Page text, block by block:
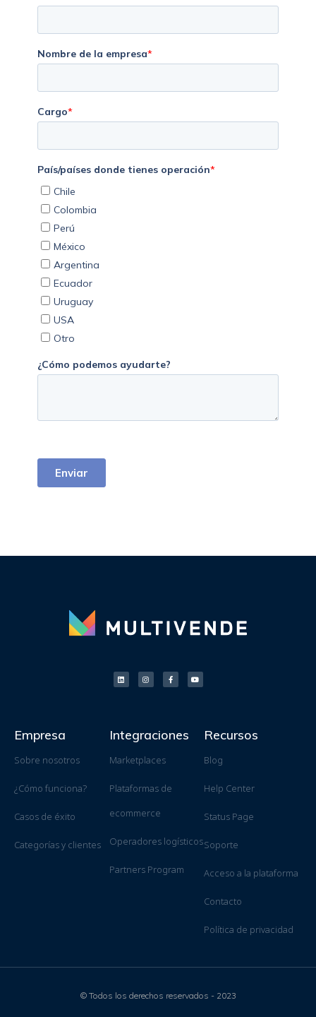
Empresa
Sobre nosotros
¿Cómo funciona?
Casos de éxito
Categorías y clientes
Integraciones
Marketplaces
Plataformas de
ecommerce
Operadores logísticos
Partners Program
Recursos
Blog
Help Center
Status Page
Soporte
Acceso a la plataforma
Contacto
Política de privacidad
© Todos los derechos reservados - 2023